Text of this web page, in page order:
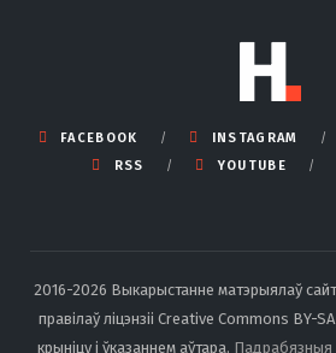
FACEBOOK INSTAGRAM
RSS
YOUTUBE
2016-2026 Выкарыстанне матэрыялаў
правілаў ліцэнзіі Creative Commons BY-
крыніцу і ўказаннем аўтара. Падрабязныя